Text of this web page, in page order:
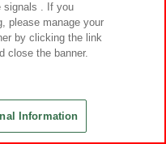
かわ もっちるおかお超BIGぬい
み①
signals . If you
please manage your
by clicking the link
close the banner.
Information